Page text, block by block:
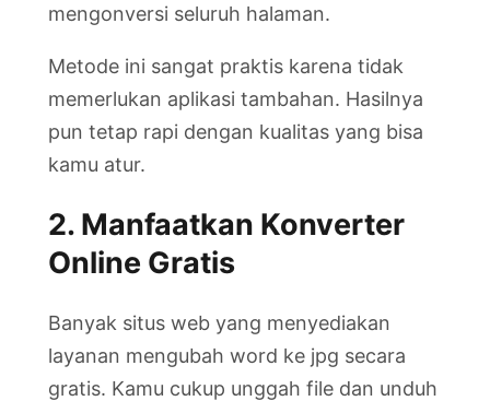
mengonversi seluruh halaman.
Metode ini sangat praktis karena tidak
memerlukan aplikasi tambahan. Hasilnya
pun tetap rapi dengan kualitas yang bisa
kamu atur.
2. Manfaatkan Konverter
Online Gratis
Banyak situs web yang menyediakan
layanan mengubah word ke jpg secara
gratis. Kamu cukup unggah file dan unduh